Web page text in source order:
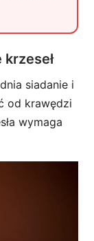
krzeseł
siadanie i
od krawędzi
wymaga